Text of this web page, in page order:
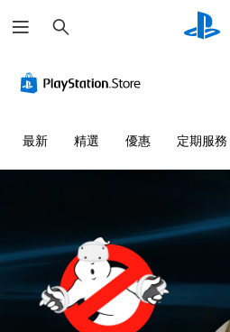
尋
最新 精選 優惠 定期服務